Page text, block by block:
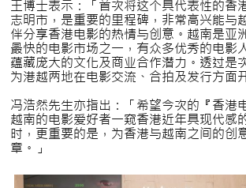
王博士表示：「首次将这个具代表性的香
志明市，是重要的里程碑，非常高兴能与
伴分享香港电影的热情与创意。越南是亚
最快的电影市场之一，有众多优秀的电影
蕴藏庞大的文化及商业合作潜力。透过是
为港越两地在电影交流、合拍及发行方面
冯浩然先生亦指出：「希望今次的『香港
越南的电影爱好者一窥香港近年具现代感
时，更重要的是，为香港与越南之间的创
章。」